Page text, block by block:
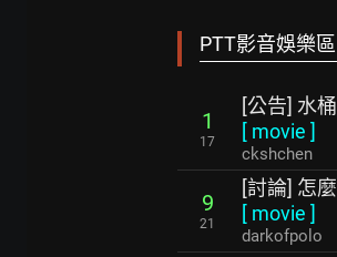
PTT影音娛樂
1
17
[公告] 水桶
[ movie ]
ckshchen
9
21
[討論] 怎
[ movie ]
darkofpolo